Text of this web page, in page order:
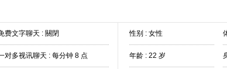
费文字聊天 : 關閉
对多视讯聊天 : 每分钟 8 点
性别 : 女性
年龄 : 22 岁